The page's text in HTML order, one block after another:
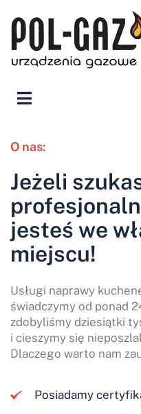
O nas:
Jeżeli
jesteś we
miejscu!
Usługi naprawy
świadczymy od ponad
zdobyliśmy dziesiątki
i cieszymy się
Dlaczego warto nam
Posiadamy